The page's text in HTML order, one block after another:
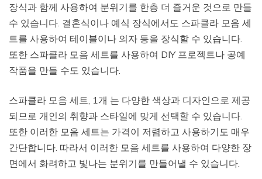
장식과 함께 사용하여 분위기를 한층 더 즐거운 것으로 만들
수 있습니다. 결혼식이나 예식 장식에서도 스파클라 모음 세
트를 사용하여 테이블이나 의자 등을 장식할 수 있습니다.
또한 스파클라 모음 세트를 사용하여 DIY 프로젝트나 공예
작품을 만들 수도 있습니다.
스파클라 모음 세트, 1개 는 다양한 색상과 디자인으로 제공
되므로 개인의 취향과 스타일에 맞게 선택할 수 있습니다.
또한 이러한 모음 세트는 가격이 저렴하고 사용하기도 매우
간단합니다. 따라서 이러한 모음 세트를 사용하여 다양한 장
면에서 화려하고 빛나는 분위기를 만들어낼 수 있습니다.